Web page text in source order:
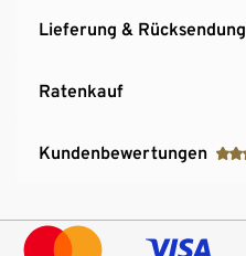
Lieferung & Rücksendung
Ratenkauf
Kundenbewertungen